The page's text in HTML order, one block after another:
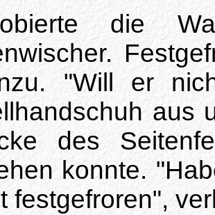
die
"Will er
aus
des
konnte.
festgefroren",